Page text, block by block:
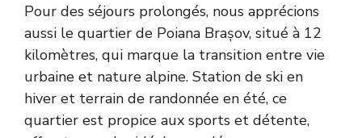
Pour des séjours prolongés, nous apprécions
aussi le quartier de Poiana Brașov, situé à 12
kilomètres, qui marque la transition entre vie
urbaine et nature alpine. Station de ski en
hiver et terrain de randonnée en été, ce
quartier est propice aux sports et détente,